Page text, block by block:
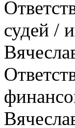
судей /